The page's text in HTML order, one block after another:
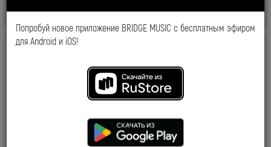
Попробуй новое приложение BRIDGE MUSIC с бесплатным эфиром
для Android и iOS!
Все передачи